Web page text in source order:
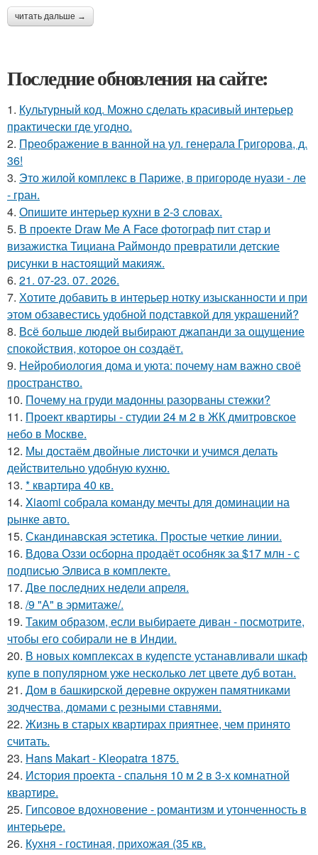
читать дальше →
Последние обновления на сайте:
1. Культурный код. Можно сделать красивый интерьер
практически где угодно.
2. Преображение в ванной на ул. генерала Григорова, д.
36!
3. Это жилой комплекс в Париже, в пригороде нуази - ле
- гран.
4. Опишите интерьер кухни в 2-3 словах.
5. В проекте Draw Me A Face фотограф пит стар и
визажистка Тициана Раймондо превратили детские
рисунки в настоящий макияж.
6. 21. 07-23. 07. 2026.
7. Хотите добавить в интерьер нотку изысканности и при
этом обзавестись удобной подставкой для украшений?
8. Всё больше людей выбирают джапанди за ощущение
спокойствия, которое он создаёт.
9. Нейробиология дома и уюта: почему нам важно своё
пространство.
10. Почему на груди мадонны разорваны стежки?
11. Проект квартиры - студии 24 м 2 в ЖК дмитровское
небо в Москве.
12. Мы достаём двойные листочки и учимся делать
действительно удобную кухню.
13. * квартира 40 кв.
14. Xiaomi собрала команду мечты для доминации на
рынке авто.
15. Скандинавская эстетика. Простые четкие линии.
16. Вдова Оззи осборна продаёт особняк за $17 млн - с
подписью Элвиса в комплекте.
17. Две последних недели апреля.
18. /9 "А" в эрмитаже/.
19. Таким образом, если выбираете диван - посмотрите,
чтобы его собирали не в Индии.
20. В новых комплексах в кудепсте устанавливали шкаф
купе в популярном уже несколько лет цвете дуб вотан.
21. Дом в башкирской деревне окружен памятниками
зодчества, домами с резными ставнями.
22. Жизнь в старых квартирах приятнее, чем принято
считать.
23. Hans Makart - Kleopatra 1875.
24. История проекта - спальня 10 м 2 в 3-х комнатной
квартире.
25. Гипсовое вдохновение - романтизм и утонченность в
интерьере.
26. Кухня - гостиная, прихожая (35 кв.